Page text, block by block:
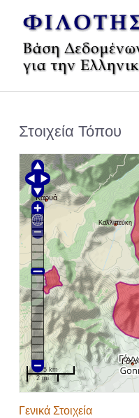
Στοιχεία Τόπου
Καρυά
Καλλιπεύκη
5 km
2 mi
Γενικά Στοιχεία